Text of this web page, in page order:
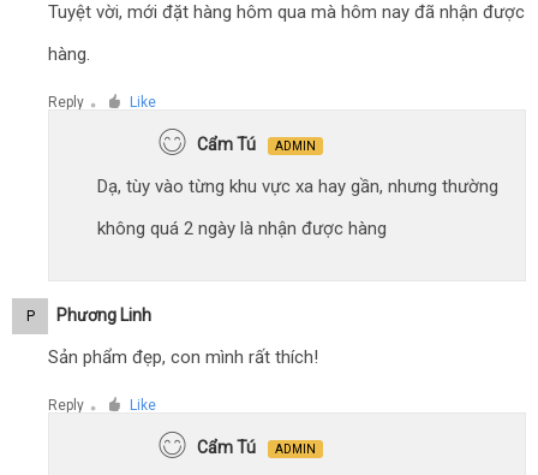
Tuyệt vời, mới đặt hàng hôm qua mà hôm nay đã nhận được
hàng.
Reply ● Like
Cẩm Tú ADMIN
Dạ, tùy vào từng khu vực xa hay gần, nhưng thường
không quá 2 ngày là nhận được hàng
P Phương Linh
Sản phẩm đẹp, con mình rất thích!
Reply ● Like
Cẩm Tú ADMIN